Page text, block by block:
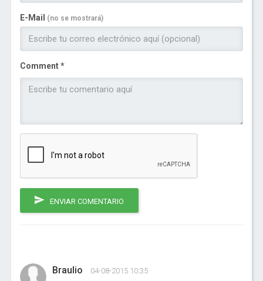
E-Mail (no se mostrará)
Comment *
ENVIAR COMENTARIO
Braulio 04-08-2015 10:35